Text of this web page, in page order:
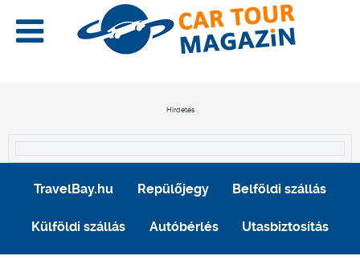
Hirdetés
TravelBay.hu Repülőjegy Belföldi szállás
Külföldi szállás Autóbérlés Utasbiztosítás